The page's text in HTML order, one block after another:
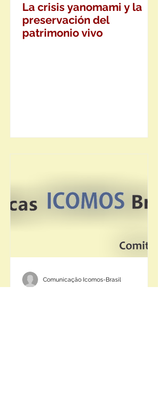
La crisis yanomami y la
preservación del
patrimonio vivo
Comunicação Icomos-Brasil